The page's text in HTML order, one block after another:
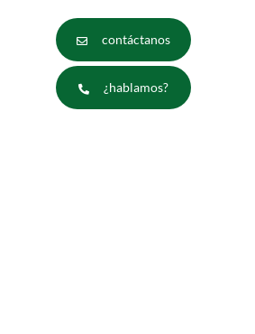
contáctanos
¿hablamos?